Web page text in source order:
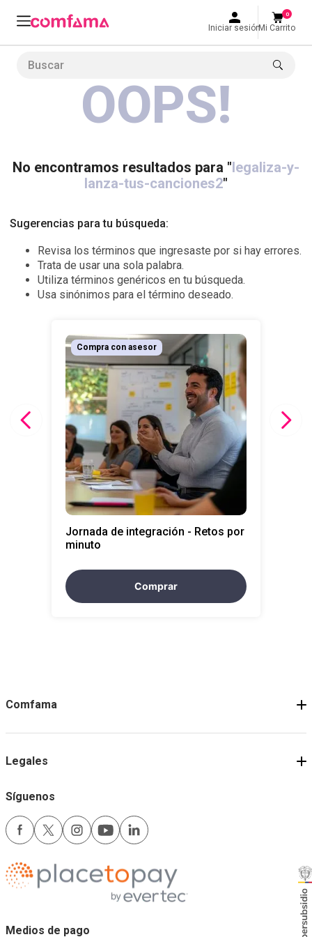
Iniciar sesiónMi Carrito
0
OOPS!
No encontramos resultados para "legaliza-y-
lanza-tus-canciones2"
Sugerencias para tu búsqueda:
Revisa los términos que ingresaste por si hay errores.
Trata de usar una sola palabra.
Utiliza términos genéricos en tu búsqueda.
Usa sinónimos para el término deseado.
Jornada de integración - Retos por
minuto
Comprar
Compra con asesor
Comfama
Legales
Síguenos
Medios de pago
LO MÁS BUSCADO
smart fit
3.
cine
4.
cocina
7.
torneo bolos
8.
talleres creativos
10. liderazgo